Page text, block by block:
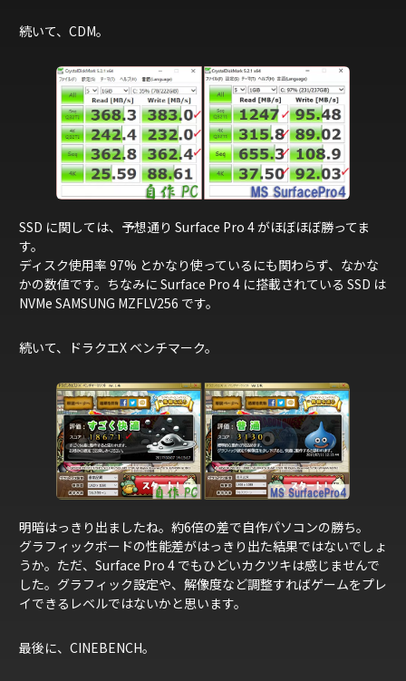
続いて、CDM。
SSD に関しては、予想通り Surface Pro 4 がほぼほぼ勝ってま
す。
ディスク使用率 97% とかなり使っているにも関わらず、なかな
かの数値です。ちなみに Surface Pro 4 に搭載されている SSD は
NVMe SAMSUNG MZFLV256 です。
続いて、ドラクエX ベンチマーク。
明暗はっきり出ましたね。約6倍の差で自作パソコンの勝ち。
グラフィックボードの性能差がはっきり出た結果ではないでしょ
うか。ただ、Surface Pro 4 でもひどいカクツキは感じませんで
した。グラフィック設定や、解像度など調整すればゲームをプレ
イできるレベルではないかと思います。
最後に、CINEBENCH。